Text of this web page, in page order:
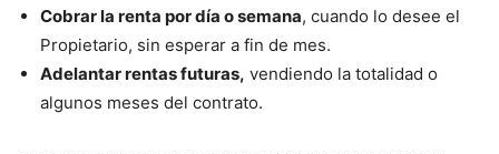
Cobrar la renta por día o semana, cuando lo desee el
Propietario, sin esperar a fin de mes.
Adelantar rentas futuras, vendiendo la totalidad o
algunos meses del contrato.